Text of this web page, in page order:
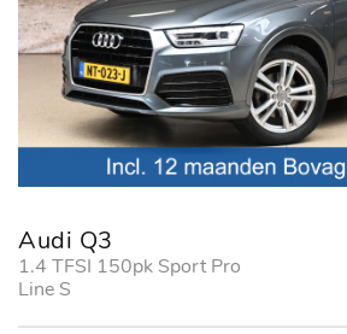
Audi Q3
1.4 TFSI 150pk Sport Pro
Line S